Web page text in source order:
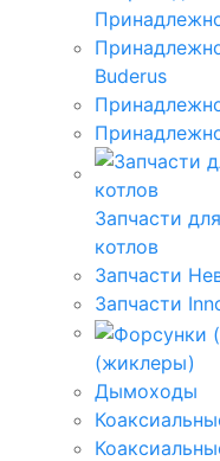
Buderus
Запчасти
котлов
Запчасти
Запчасти
(жиклеры)
Дымоходы